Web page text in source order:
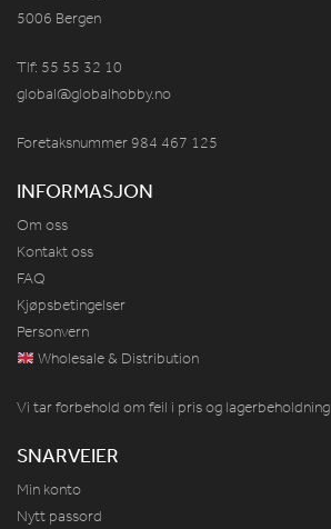
5006 Bergen
Tlf: 55 55 32 10
global@globalhobby.no
Foretaksnummer 984 467 125
INFORMASJON
Om oss
Kontakt oss
FAQ
Kjøpsbetingelser
Personvern
Wholesale & Distribution
Vi tar forbehold om feil i pris og lagerbeholdning
SNARVEIER
Min konto
Nytt passord